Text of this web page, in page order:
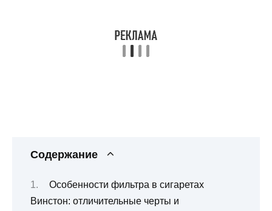
Содержание
Особенности фильтра в сигаретах
Винстон: отличительные черты и